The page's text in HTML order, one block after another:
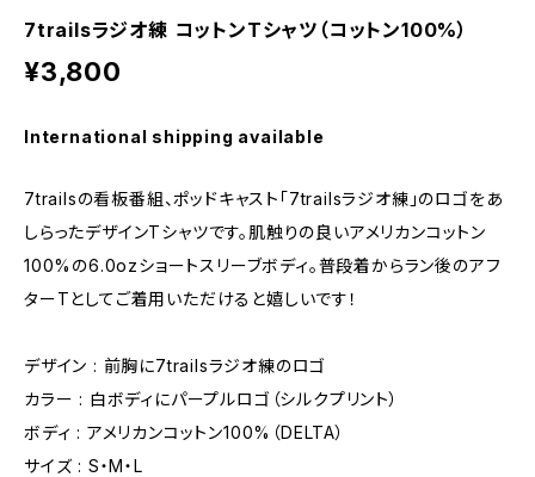
7trailsラジオ練 コットンTシャツ（コットン100%）
¥3,800
International shipping available
7trailsの看板番組、ポッドキャスト「7trailsラジオ練」のロゴをあ
しらったデザインTシャツです。肌触りの良いアメリカンコットン
100%の6.0ozショートスリーブボディ。普段着からラン後のアフ
ターTとしてご着用いただけると嬉しいです！
デザイン : 前胸に7trailsラジオ練のロゴ
カラー : 白ボディにパープルロゴ（シルクプリント）
ボディ : アメリカンコットン100%（DELTA）
サイズ : S・M・L